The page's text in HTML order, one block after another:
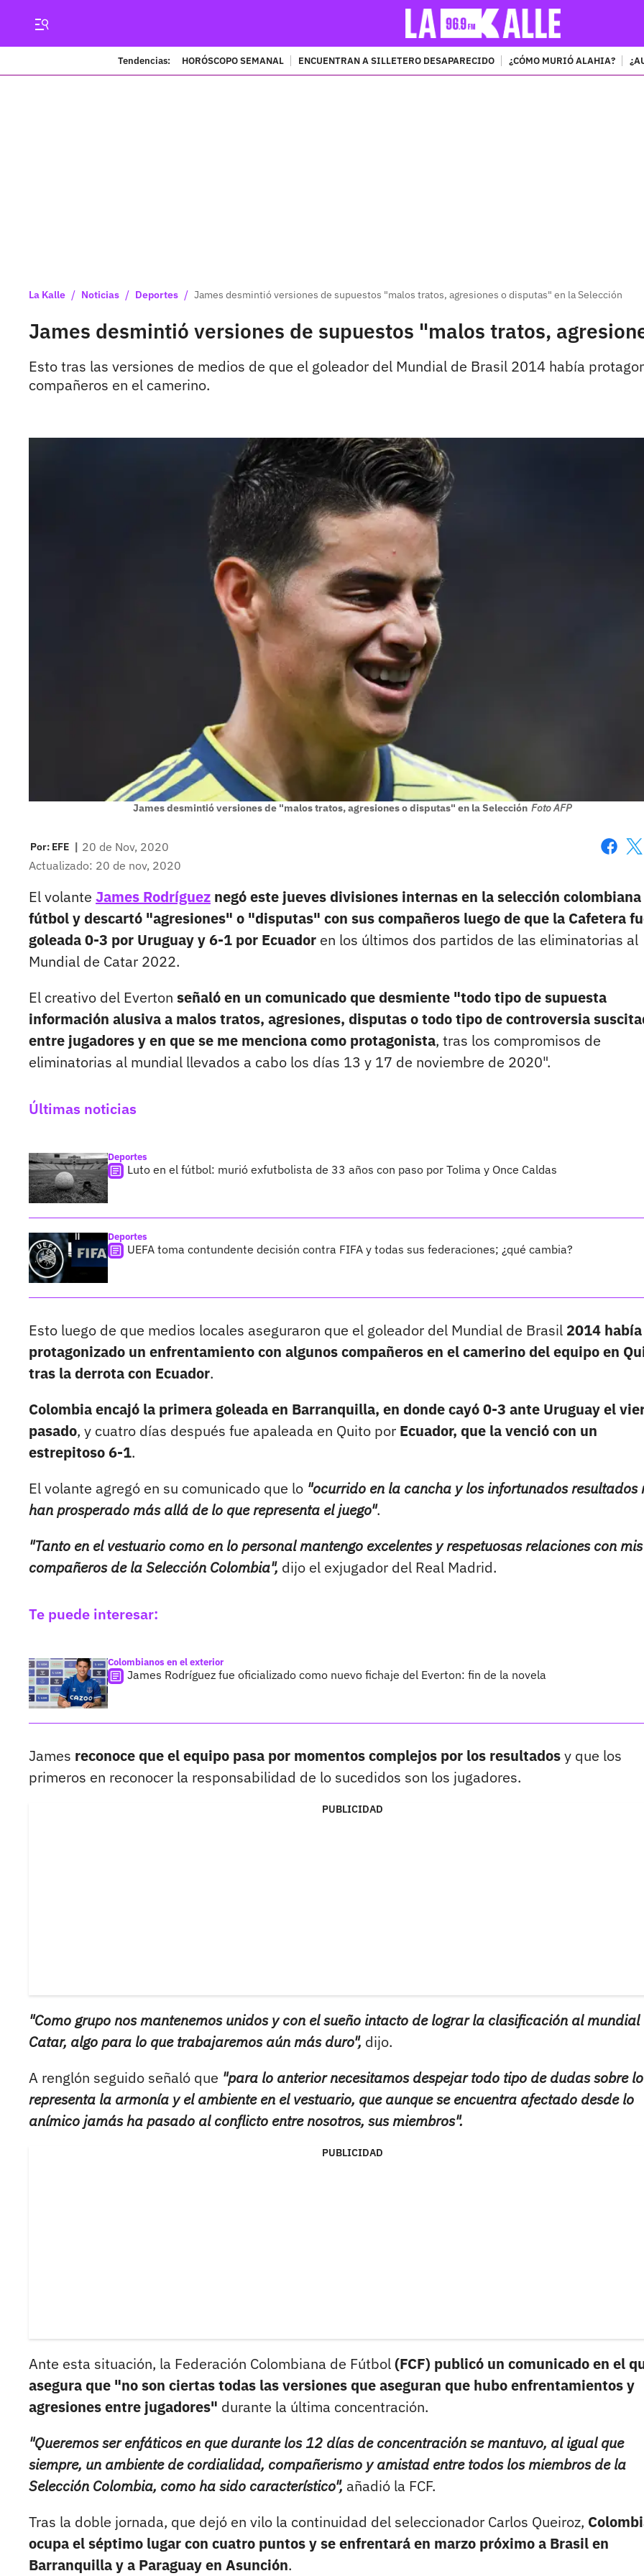
Tendencias: HORÓSCOPO SEMANAL ENCUENTRAN A SILLETERO DESAPARECIDO ¿CÓMO MURIÓ ALAHIA?
La Kalle / Noticias / Deportes / James desmintió versiones de supuestos "malos tratos, agresiones o disputas" en la Selección
James desmintió versiones de supuestos "malos tratos,
Esto tras las versiones de medios de que el goleador del Mundial de Brasil 2014 había
compañeros en el camerino.
James desmintió versiones de "malos tratos, agresiones o disputas" en la Selección Foto AFP
Por: EFE | 20 de Nov, 2020
Actualizado: 20 de nov, 2020
El volante James Rodríguez negó este jueves divisiones internas en la selección
fútbol y descartó "agresiones" o "disputas" con sus compañeros luego de que la Cafetera
goleada 0-3 por Uruguay y 6-1 por Ecuador en los últimos dos partidos de las eliminatorias al
Mundial de Catar 2022.
El creativo del Everton señaló en un comunicado que desmiente "todo tipo de supuesta
información alusiva a malos tratos, agresiones, disputas o todo tipo de controversia
entre jugadores y en que se me menciona como protagonista, tras los compromisos de
eliminatorias al mundial llevados a cabo los días 13 y 17 de noviembre de 2020".
Últimas noticias
Deportes
Luto en el fútbol: murió exfutbolista de 33 años con paso por Tolima y Once Caldas
Deportes
UEFA toma contundente decisión contra FIFA y todas sus federaciones; ¿qué cambia?
Esto luego de que medios locales aseguraron que el goleador del Mundial de Brasil 2014 había
protagonizado un enfrentamiento con algunos compañeros en el camerino del equipo en
tras la derrota con Ecuador.
Colombia encajó la primera goleada en Barranquilla, en donde cayó 0-3 ante Uruguay el
pasado, y cuatro días después fue apaleada en Quito por Ecuador, que la venció con un
estrepitoso 6-1.
El volante agregó en su comunicado que lo "ocurrido en la cancha y los infortunados resultados
han prosperado más allá de lo que representa el juego".
"Tanto en el vestuario como en lo personal mantengo excelentes y respetuosas relaciones con mis
compañeros de la Selección Colombia", dijo el exjugador del Real Madrid.
Te puede interesar:
Colombianos en el exterior
James Rodríguez fue oficializado como nuevo fichaje del Everton: fin de la novela
James reconoce que el equipo pasa por momentos complejos por los resultadosy que los
primeros en reconocer la responsabilidad de lo sucedidos son los jugadores.
PUBLICIDAD
"Como grupo nos mantenemos unidos y con el sueño intacto de lograr la clasificación al mundial
Catar, algo para lo que trabajaremos aún más duro", dijo.
A renglón seguido señaló que "para lo anterior necesitamos despejar todo tipo de dudas sobre
representa la armonía y el ambiente en el vestuario, que aunque se encuentra afectado desde lo
anímico jamás ha pasado al conflicto entre nosotros, sus miembros".
PUBLICIDAD
Ante esta situación, la Federación Colombiana de Fútbol(FCF) publicó un comunicado en el
asegura que "no son ciertas todas las versiones que aseguran que hubo enfrentamientos y
agresiones entre jugadores" durante la última concentración.
"Queremos ser enfáticos en que durante los 12 días de concentración se mantuvo, al igual que
siempre, un ambiente de cordialidad, compañerismo y amistad entre todos los miembros de la
Selección Colombia, como ha sido característico", añadió la FCF.
Tras la doble jornada, que dejó en vilo la continuidad del seleccionador Carlos Queiroz,
ocupa el séptimo lugar con cuatro puntos y se enfrentará en marzo próximo a Brasil en
Barranquilla y a Paraguay en Asunción.